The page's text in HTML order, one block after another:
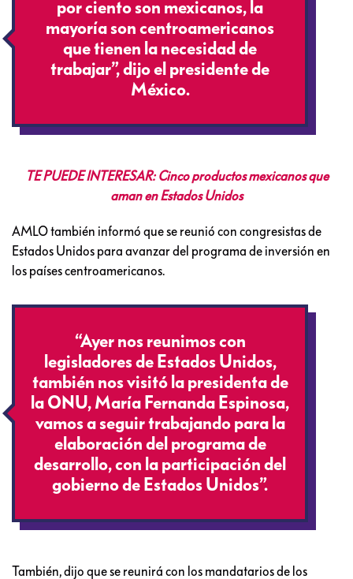
por ciento son mexicanos, la
mayoría son centroamericanos
que tienen la necesidad de
trabajar”, dijo el presidente de
México.
TE PUEDE INTERESAR: Cinco productos mexicanos que
aman en Estados Unidos
AMLO también informó que se reunió con congresistas de
Estados Unidos para avanzar del programa de inversión en
los países centroamericanos.
“Ayer nos reunimos con
legisladores de Estados Unidos,
también nos visitó la presidenta de
la ONU, María Fernanda Espinosa,
vamos a seguir trabajando para la
elaboración del programa de
desarrollo, con la participación del
gobierno de Estados Unidos”.
También, dijo que se reunirá con los mandatarios de los